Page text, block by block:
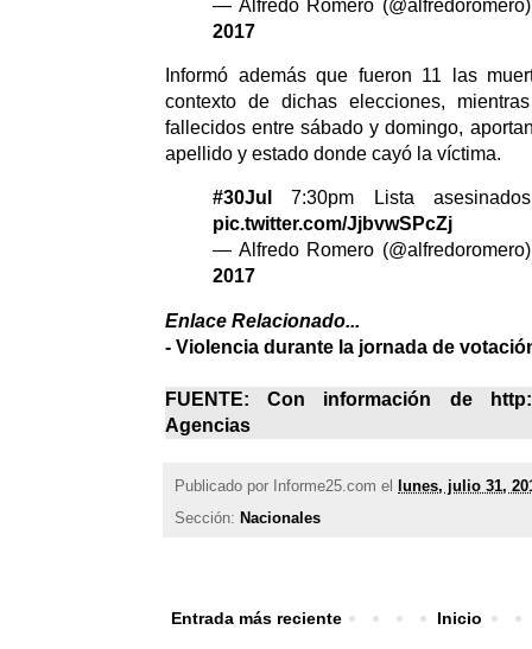
— Alfredo Romero
2017
Informó además que fueron 11 las
contexto de dichas elecciones,
fallecidos entre sábado y domingo,
apellido y estado donde cayó la víctima.
#30Jul
7:30pm Lista
pic.twitter.com/JjbvwSPcZj
— Alfredo Romero
2017
Enlace Relacionado...
- Violencia durante la jornada de
FUENTE: Con información de
Agencias
Publicado por Informe25.com el
lunes, julio 31,
Sección: Nacionales
Entrada más reciente Inicio